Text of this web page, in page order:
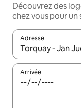
Découvrez des
chez vous pour un
Adresse
Lorsque les
Arrivée